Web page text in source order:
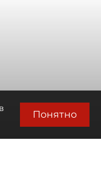
Понятно